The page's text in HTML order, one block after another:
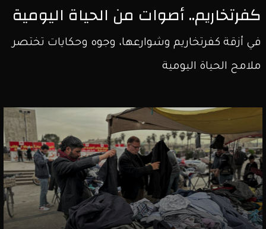
كفرتخاريم.. أصوات من الحياة اليومية
في أزقة كفرتخاريم وشوارعها، وجوه وحكايات تختصر
ملامح الحياة اليومية